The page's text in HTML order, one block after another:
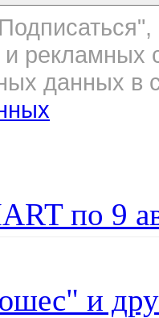
рекламных
данных в
по 9
и